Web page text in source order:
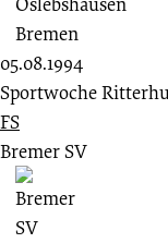
05.08.1994
Sportwoche
FS
Bremer SV